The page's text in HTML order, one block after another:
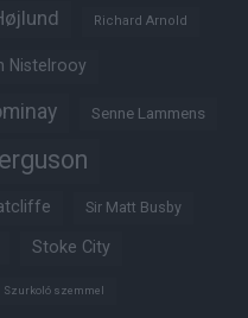
Richard Arnold
Nistelrooy
Senne Lammens
Sir Matt Busby
Stoke City
Szurkoló szemmel